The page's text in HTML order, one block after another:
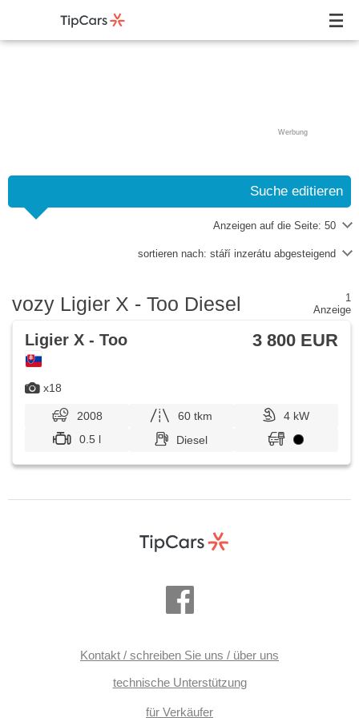
Werbung
Suche editieren
Anzeigen auf die Seite: 50
sortieren nach: stáří inzerátu abgesteigend
vozy Ligier X - Too Diesel
1
Anzeige
x18
Ligier X - Too 3 800 EUR
2008 60 tkm
4 kW
0.5 l
Diesel
Kontakt / schreiben Sie uns / über uns
technische Unterstützung
für Verkäufer